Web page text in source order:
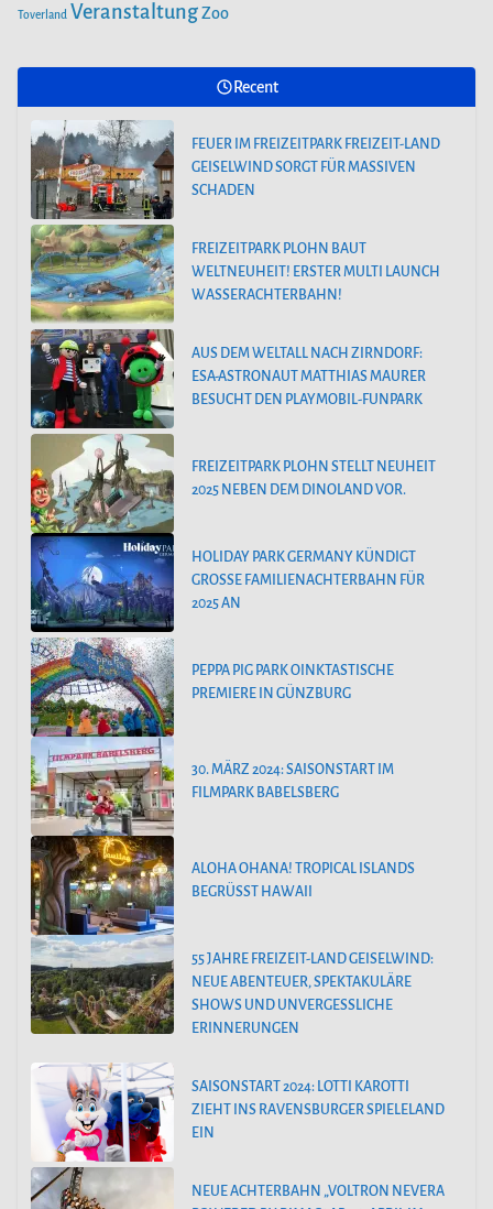
Toverland VeranstaltungZoo
Recent
FEUER IM FREIZEITPARK FREIZEIT-LAND
GEISELWIND SORGT FÜR MASSIVEN
SCHADEN
FREIZEITPARK PLOHN BAUT
WELTNEUHEIT! ERSTER MULTI LAUNCH
WASSERACHTERBAHN!
AUS DEM WELTALL NACH ZIRNDORF:
ESA-ASTRONAUT MATTHIAS MAURER
BESUCHT DEN PLAYMOBIL-FUNPARK
FREIZEITPARK PLOHN STELLT NEUHEIT
2025 NEBEN DEM DINOLAND VOR.
HOLIDAY PARK GERMANY KÜNDIGT
GROSSE FAMILIENACHTERBAHN FÜR 2
025 AN
PEPPA PIG PARK OINKTASTISCHE
PREMIERE IN GÜNZBURG
30. MÄRZ 2024: SAISONSTART IM
FILMPARK BABELSBERG
ALOHA OHANA! TROPICAL ISLANDS
BEGRÜSST HAWAII
55 JAHRE FREIZEIT-LAND GEISELWIND:
NEUE ABENTEUER, SPEKTAKULÄRE
SHOWS UND UNVERGESSLICHE
ERINNERUNGEN
SAISONSTART 2024: LOTTI KAROTTI
ZIEHT INS RAVENSBURGER SPIELELAND
EIN
NEUE ACHTERBAHN „VOLTRON NEVERA